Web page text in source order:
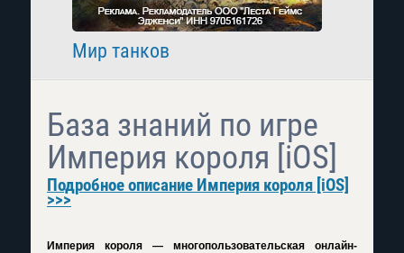
Мир танков
База знаний по игре
Империя короля [iOS]
Подробное описание Империя короля [iOS]
>>>
Империя короля — многопользовательская онлайн-